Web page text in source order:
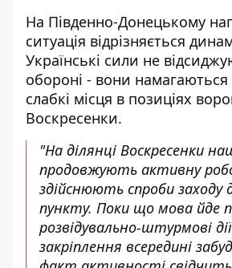
На Південно-Донецькому
ситуація відрізняється
Українські сили не
обороні - вони
слабкі місця в позиціях
Воскресенки.
"На ділянці Воскресенки
продовжують активну
здійснюють спроби заходу
пункту. Поки що мова йде
розвідувально-штурмові
закріплення всередині